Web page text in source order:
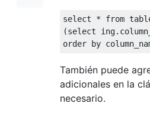
select * from
(select ing.
order by
También puede
adicionales en la
necesario.